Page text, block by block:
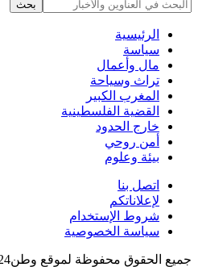
الرئيسية
سياسة
مال وأعمال
تراث وسياحة
المغرب الكبير
القضية الفلسطينية
خارج الحدود
أمن روحي
بيئة وعلوم
اتصل بنا
لإعلاناتكم
شروط الإستخدام
سياسة الخصوصية
جميع الحقوق محفوظة لموقع وطن24 © 2025